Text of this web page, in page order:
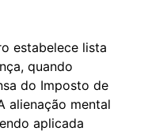
estabelece lista
quando
do Imposto de
alienação mental
aplicada